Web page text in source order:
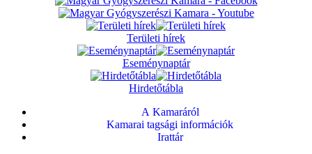
Területi hírek
Eseménynaptár
Hirdetőtábla
A Kamaráról
Kamarai tagsági információk
Irattár